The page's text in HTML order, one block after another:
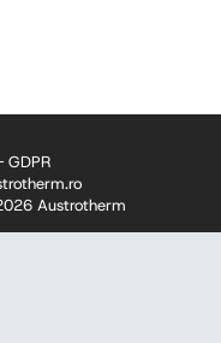
Austrotherm